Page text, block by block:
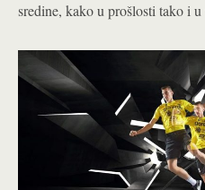
sredine, kako u prošlosti tako i